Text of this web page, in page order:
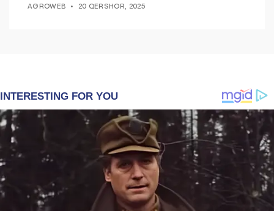
AGROWEB 20 QERSHOR, 2025